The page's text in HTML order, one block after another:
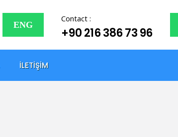
ENG
Contact :
+90 216 386 73 96
İLETIŞIM